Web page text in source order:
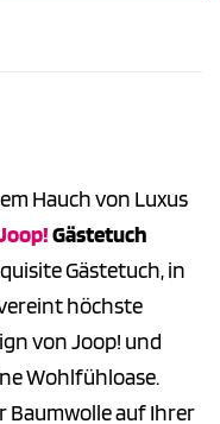
Hauch von Luxus
Gästetuch
Gästetuch, in
höchste
von Joop! und
Wohlfühloase.
Baumwolle auf Ihrer